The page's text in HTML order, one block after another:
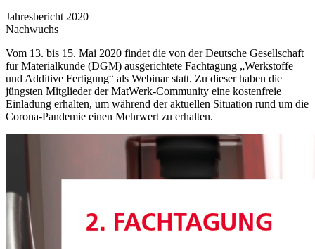
Jahresbericht 2020
Nachwuchs
Vom 13. bis 15. Mai 2020 findet die von der Deutsche Gesellschaft
für Materialkunde (DGM) ausgerichtete Fachtagung „Werkstoffe
und Additive Fertigung“ als Webinar statt. Zu dieser haben die
jüngsten Mitglieder der MatWerk-Community eine kostenfreie
Einladung erhalten, um während der aktuellen Situation rund um die
Corona-Pandemie einen Mehrwert zu erhalten.